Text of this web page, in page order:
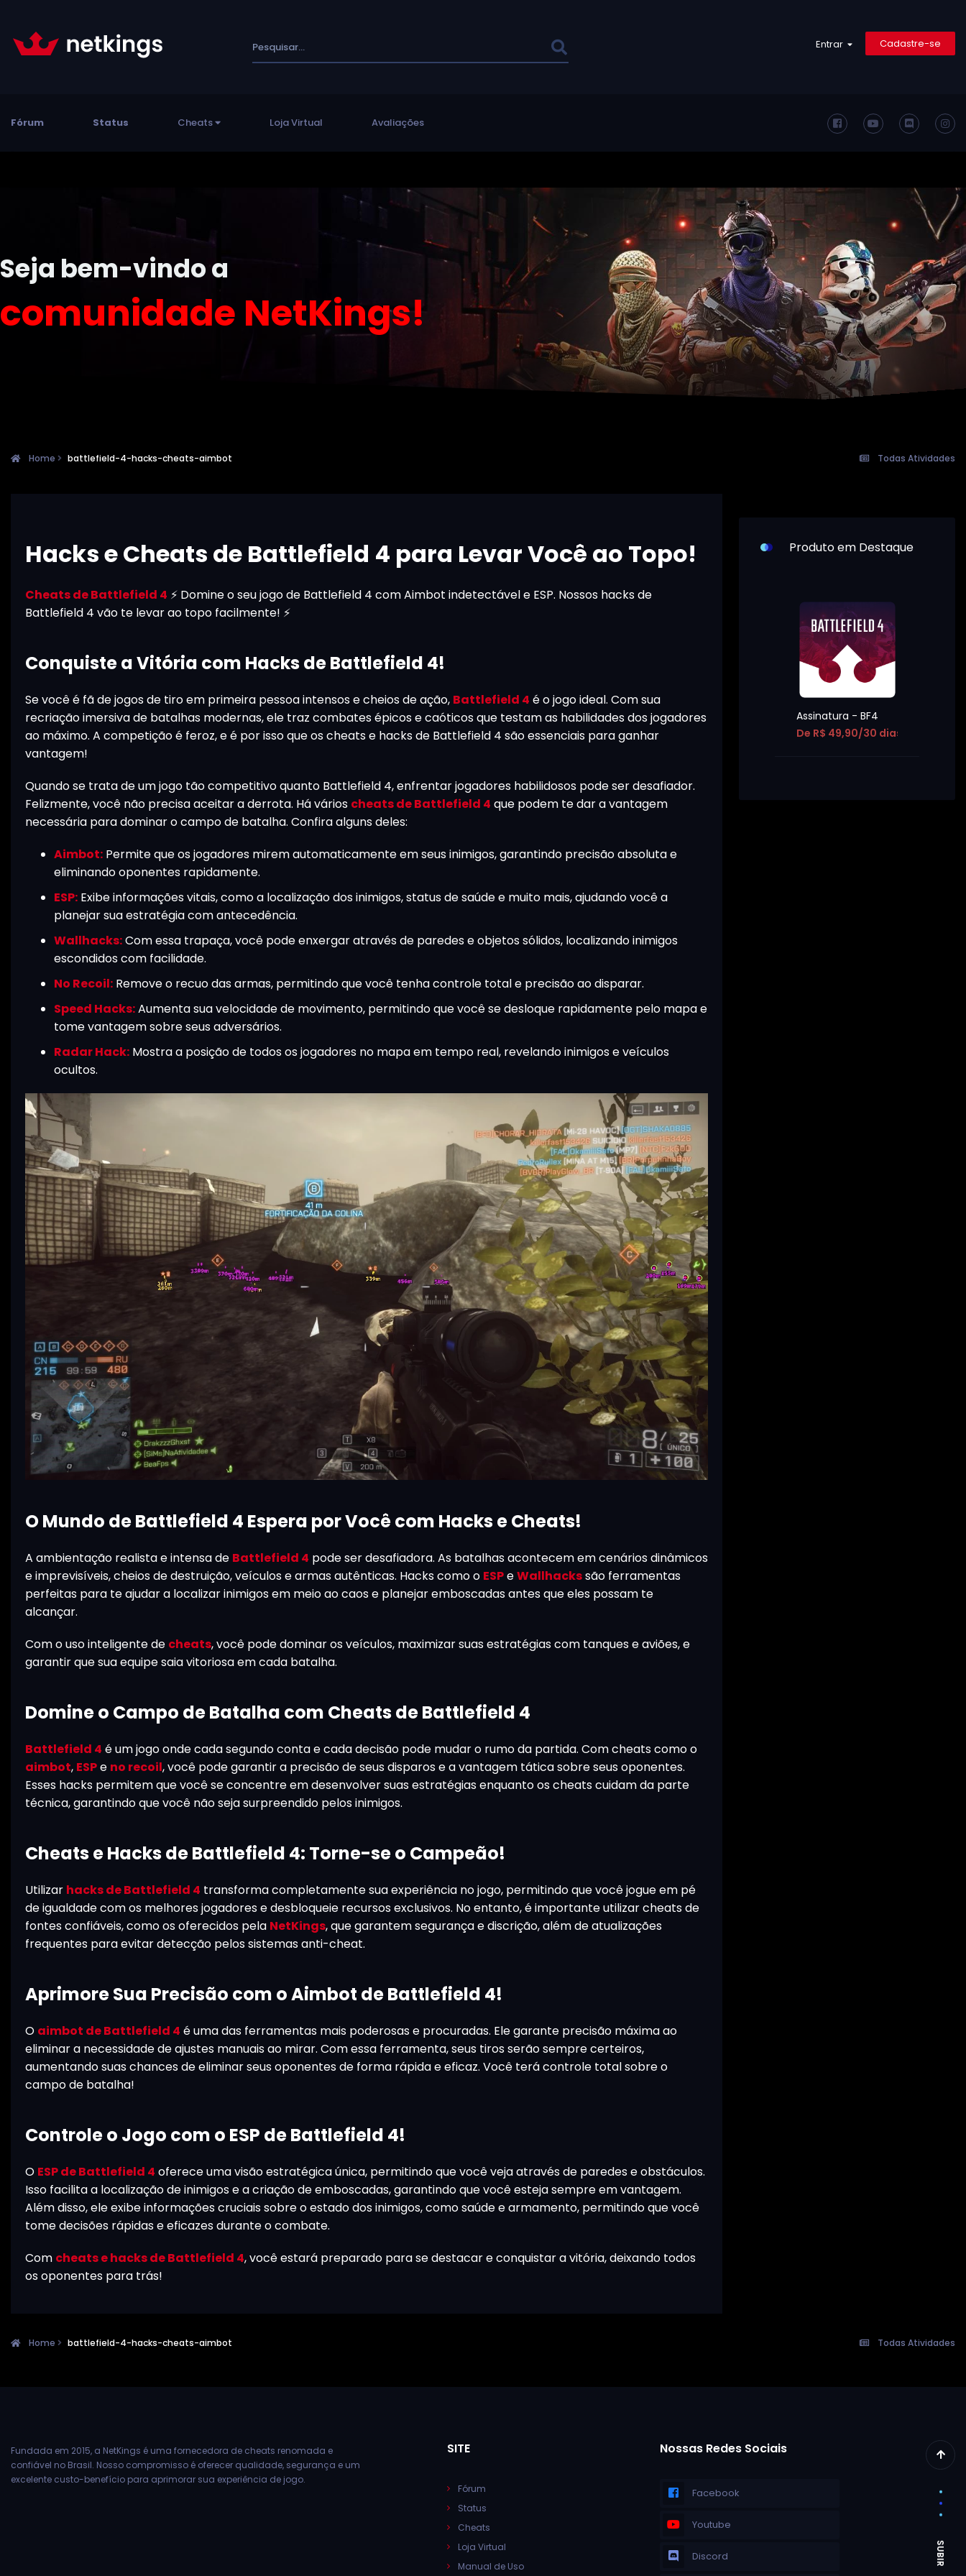
Entrar Cadastre-se
Fórum Status Cheats Loja Virtual Avaliações
Seja bem-vindo a
comunidade NetKings!
Todas Atividades
Home battlefield-4-hacks-cheats-aimbot
Hacks e Cheats de Battlefield 4 para Levar Você ao Topo!
Cheats de Battlefield 4 ⚡ Domine o seu jogo de Battlefield 4 com Aimbot indetectável e ESP. Nossos hacks de
Battlefield 4 vão te levar ao topo facilmente! ⚡
Conquiste a Vitória com Hacks de Battlefield 4!
Se você é fã de jogos de tiro em primeira pessoa intensos e cheios de ação, Battlefield 4 é o jogo ideal. Com sua
recriação imersiva de batalhas modernas, ele traz combates épicos e caóticos que testam as habilidades dos jogadores
ao máximo. A competição é feroz, e é por isso que os cheats e hacks de Battlefield 4 são essenciais para ganhar
vantagem!
Quando se trata de um jogo tão competitivo quanto Battlefield 4, enfrentar jogadores habilidosos pode ser desafiador.
Felizmente, você não precisa aceitar a derrota. Há vários cheats de Battlefield 4 que podem te dar a vantagem
necessária para dominar o campo de batalha. Confira alguns deles:
Aimbot: Permite que os jogadores mirem automaticamente em seus inimigos, garantindo precisão absoluta e
eliminando oponentes rapidamente.
ESP: Exibe informações vitais, como a localização dos inimigos, status de saúde e muito mais, ajudando você a
planejar sua estratégia com antecedência.
Wallhacks:Com essa trapaça, você pode enxergar através de paredes e objetos sólidos, localizando inimigos
escondidos com facilidade.
No Recoil: Remove o recuo das armas, permitindo que você tenha controle total e precisão ao disparar.
Speed Hacks:Aumenta sua velocidade de movimento, permitindo que você se desloque rapidamente pelo mapa e
tome vantagem sobre seus adversários.
Radar Hack: Mostra a posição de todos os jogadores no mapa em tempo real, revelando inimigos e veículos
ocultos.
O Mundo de Battlefield 4 Espera por Você com Hacks e Cheats!
A ambientação realista e intensa de Battlefield 4 pode ser desafiadora. As batalhas acontecem em cenários dinâmicos
e imprevisíveis, cheios de destruição, veículos e armas autênticas. Hacks como o ESPeWallhackssão ferramentas
perfeitas para te ajudar a localizar inimigos em meio ao caos e planejar emboscadas antes que eles possam te
alcançar.
Com o uso inteligente de cheats, você pode dominar os veículos, maximizar suas estratégias com tanques e aviões, e
garantir que sua equipe saia vitoriosa em cada batalha.
Domine o Campo de Batalha com Cheats de Battlefield 4
Battlefield 4 é um jogo onde cada segundo conta e cada decisão pode mudar o rumo da partida. Com cheats como o
aimbot, ESPe no recoil, você pode garantir a precisão de seus disparos e a vantagem tática sobre seus oponentes.
Esses hacks permitem que você se concentre em desenvolver suas estratégias enquanto os cheats cuidam da parte
técnica, garantindo que você não seja surpreendido pelos inimigos.
Cheats e Hacks de Battlefield 4: Torne-se o Campeão!
Utilizar hacks de Battlefield 4 transforma completamente sua experiência no jogo, permitindo que você jogue em pé
de igualdade com os melhores jogadores e desbloqueie recursos exclusivos. No entanto, é importante utilizar cheats de
fontes confiáveis, como os oferecidos pela NetKings, que garantem segurança e discrição, além de atualizações
frequentes para evitar detecção pelos sistemas anti-cheat.
Aprimore Sua Precisão com o Aimbot de Battlefield 4!
O aimbot de Battlefield 4 é uma das ferramentas mais poderosas e procuradas. Ele garante precisão máxima ao
eliminar a necessidade de ajustes manuais ao mirar. Com essa ferramenta, seus tiros serão sempre certeiros,
aumentando suas chances de eliminar seus oponentes de forma rápida e eficaz. Você terá controle total sobre o
campo de batalha!
Controle o Jogo com o ESP de Battlefield 4!
O ESP de Battlefield 4 oferece uma visão estratégica única, permitindo que você veja através de paredes e obstáculos.
Isso facilita a localização de inimigos e a criação de emboscadas, garantindo que você esteja sempre em vantagem.
Além disso, ele exibe informações cruciais sobre o estado dos inimigos, como saúde e armamento, permitindo que você
tome decisões rápidas e eficazes durante o combate.
Com cheats e hacks de Battlefield 4, você estará preparado para se destacar e conquistar a vitória, deixando todos
os oponentes para trás!
Produto em Destaque
Assinatura - BF4
De R$ 49,90/30 dias
Todas Atividades
Home battlefield-4-hacks-cheats-aimbot
Fundada em 2015, a NetKings é uma fornecedora de cheats renomada e
confiável no Brasil. Nosso compromisso é oferecer qualidade, segurança e um
excelente custo-benefício para aprimorar sua experiência de jogo.
SITE
Fórum
Status
Cheats
Loja Virtual
Manual de Uso
Nossas Redes Sociais
Facebook
Youtube
Discord